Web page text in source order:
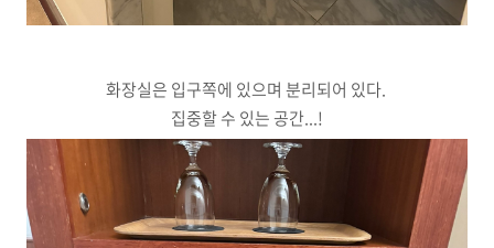
화장실은 입구쪽에 있으며 분리되어 있다.
집중할 수 있는 공간...!